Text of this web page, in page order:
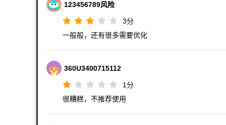
123456789风险
3分
一般般，还有很多需要优化
360U3400715112
1分
很糟糕，不推荐使用